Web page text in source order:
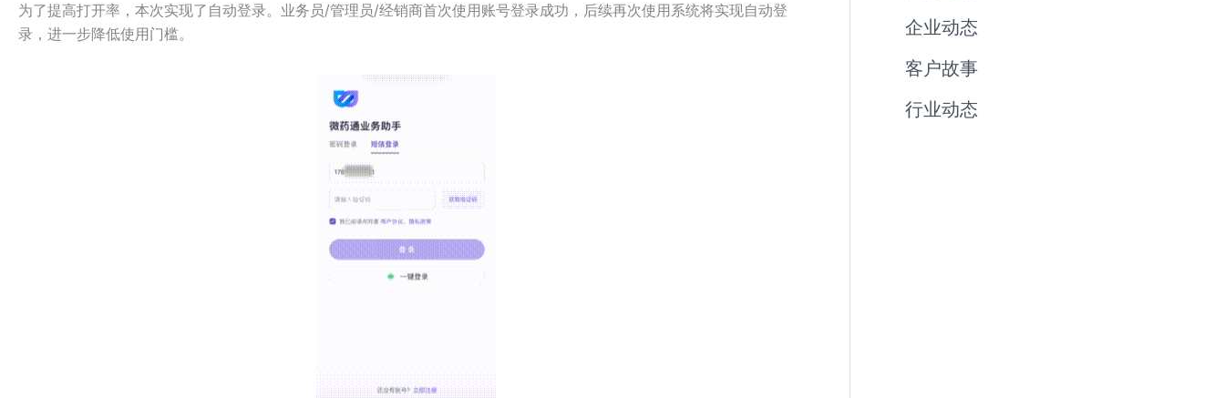
为了提高打开率，本次实现了自动登录。业务员/管理员/经销商首次使用账号登录成功，后续再次使用系统将实现自动登
录，进一步降低使用门槛。
企业动态
客户故事
行业动态